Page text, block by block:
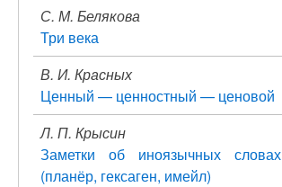
С. М. Белякова
Три века
В. И. Красных
Ценный — ценностный — ценовой
Л. П. Крысин
Заметки об иноязычных словах
(планёр, гексаген, имейл)